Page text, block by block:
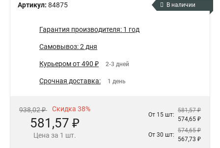
Артикул: 84875 В наличии
Гарантия производителя: 1 год
Самовывоз: 2 дня
Курьером от 490 ₽ 2-3 дней
Срочная доставка: 1 день
938,02 ₽ Скидка 38%
581,57 ₽
Цена за 1 шт.
От 15 шт:
581,57 ₽
574,65 ₽
От 30 шт:
574,65 ₽
567,73 ₽